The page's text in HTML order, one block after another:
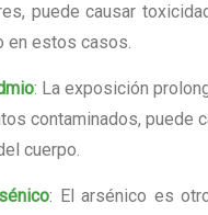
puede causar
en estos casos.
: La exposición
contaminados, puede
cuerpo.
: El arsénico es